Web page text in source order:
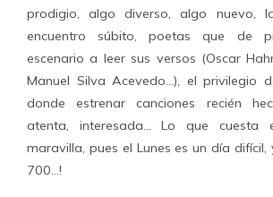
prodigio, algo diverso, algo nuevo,
encuentro súbito, poetas que de
escenario a leer sus versos (Oscar
Manuel Silva Acevedo…), el privilegio
donde estrenar canciones recién
atenta, interesada… Lo que cuesta
maravilla, pues el Lunes es un día
700…!